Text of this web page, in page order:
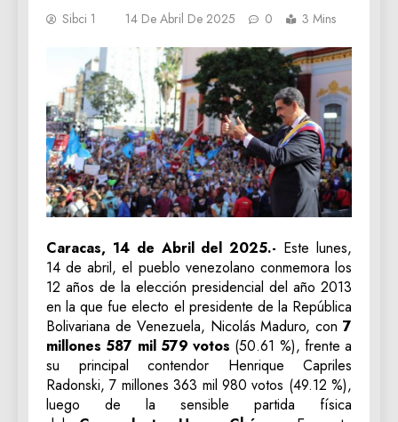
Sibci 1 14 De Abril De 2025 0 3 Mins
Caracas, 14 de Abril del 2025.- Este lunes,
14 de abril, el pueblo venezolano conmemora los
12 años de la elección presidencial del año 2013
en la que fue electo el presidente de la República
Bolivariana de Venezuela, Nicolás Maduro, con 7
millones 587 mil 579 votos (50.61 %), frente a
su principal contendor Henrique Capriles
Radonski, 7 millones 363 mil 980 votos (49.12 %),
luego de la sensible partida física